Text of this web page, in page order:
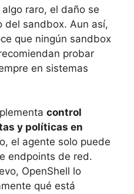
raro, el daño se
del sandbox. Aun así,
que ningún sandbox
probar
en sistemas
control
y políticas en
el agente solo puede
endpoints de red.
OpenShell lo
qué está